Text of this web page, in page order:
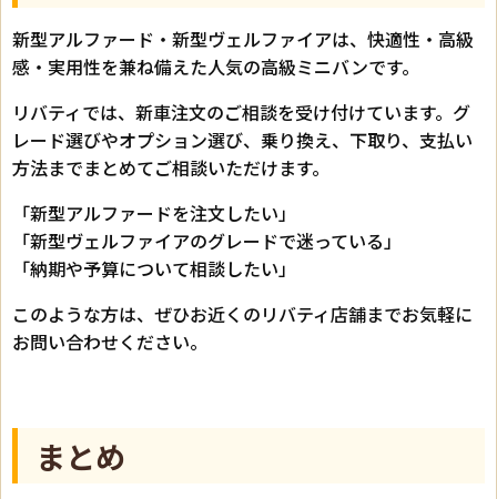
新型アルファード・新型ヴェルファイアは、快適性・高級
感・実用性を兼ね備えた人気の高級ミニバンです。
リバティでは、新車注文のご相談を受け付けています。グ
レード選びやオプション選び、乗り換え、下取り、支払い
方法までまとめてご相談いただけます。
「新型アルファードを注文したい」
「新型ヴェルファイアのグレードで迷っている」
「納期や予算について相談したい」
このような方は、ぜひお近くのリバティ店舗までお気軽に
お問い合わせください。
まとめ